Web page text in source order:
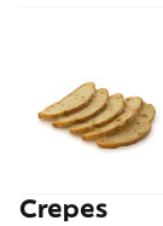
Crepes